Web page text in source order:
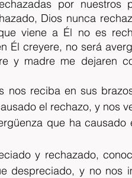
por nuestros
Dios nunca
viene a Él no es
Él creyere, no será
y madre me dejaren
nos reciba en sus
el rechazo, y nos
que ha causado
y rechazado,
despreciado, y no nos